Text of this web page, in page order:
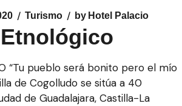
Turismo by Hotel Palacio
“Tu pueblo será bonito pero el mío
de Cogolludo se sitúa a 40
de Guadalajara, Castilla-La